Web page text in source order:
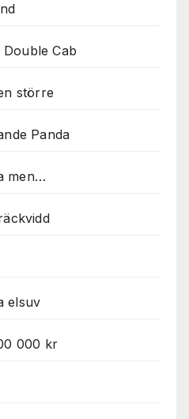
Cab
större
Panda
men…
elsuv
000 kr
välja bort. De
över huvud